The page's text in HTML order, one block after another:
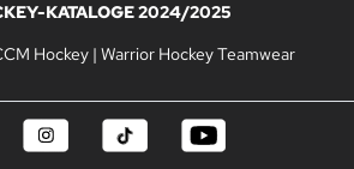
KATALOGE 2024/2025
Hockey| Warrior Hockey Teamwear